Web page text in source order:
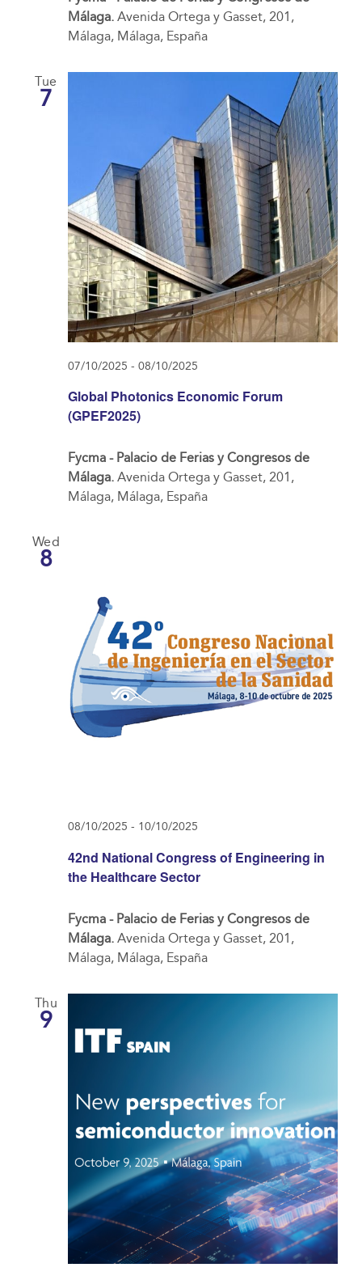
Málaga. Avenida Ortega y Gasset, 201,
Málaga, Málaga, España
Tue
7
Global Photonics Economic Forum
(GPEF2025)
07/10/2025 - 08/10/2025
Fycma - Palacio de Ferias y Congresos de
Málaga. Avenida Ortega y Gasset, 201,
Málaga, Málaga, España
Wed
8
42nd National Congress of Engineering in
the Healthcare Sector
08/10/2025 - 10/10/2025
Fycma - Palacio de Ferias y Congresos de
Málaga. Avenida Ortega y Gasset, 201,
Málaga, Málaga, España
Thu
9